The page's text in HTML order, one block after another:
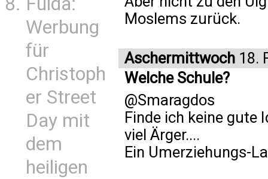
Werbung
für
Christoph
er Street
Day mit
dem
heiligen
Moslems zurück.
Aschermittwoch 18.
Welche Schule?
@Smaragdos
Finde ich keine gute
viel Ärger....
Ein Umerziehungs-